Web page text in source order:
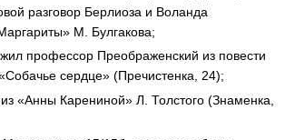
разговор Берлиоза и Воланда
М. Булгакова;
профессор Преображенский из повести
сердце» (Пречистенка, 24);
«Анны Карениной» Л. Толстого (Знаменка,